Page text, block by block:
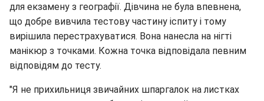
для екзамену з географії. Дівчина не була впевнена,
що добре вивчила тестову частину іспиту і тому
вирішила перестрахуватися. Вона нанесла на нігті
манікюр з точками. Кожна точка відповідала певним
відповідям до тесту.
"Я не прихильниця звичайних шпаргалок на листках